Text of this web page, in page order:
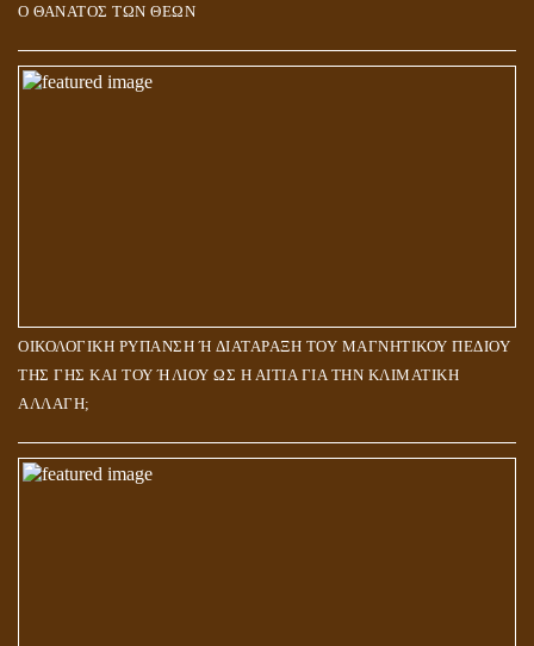
Ο ΘΑΝΑΤΟΣ ΤΩΝ ΘΕΩΝ
ΟΙΚΟΛΟΓΙΚΗ ΡΥΠΑΝΣΗ Ή ΔΙΑΤΑΡΑΞΗ ΤΟΥ ΜΑΓΝΗΤΙΚΟΥ ΠΕΔΙΟΥ
ΤΗΣ ΓΗΣ ΚΑΙ ΤΟΥ ΉΛΙΟΥ ΩΣ Η ΑΙΤΙΑ ΓΙΑ ΤΗΝ ΚΛΙΜΑΤΙΚΗ
ΑΛΛΑΓΗ;